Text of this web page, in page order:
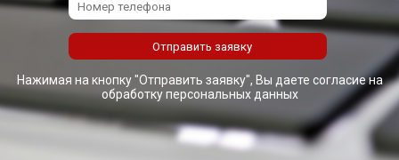
Нажимая на кнопку "Отправить заявку", Вы даете согласие на
обработку персональных данных